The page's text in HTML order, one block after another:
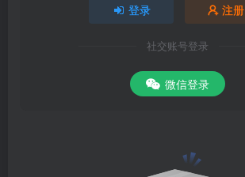
登录 注册
社交账号登录
微信登录